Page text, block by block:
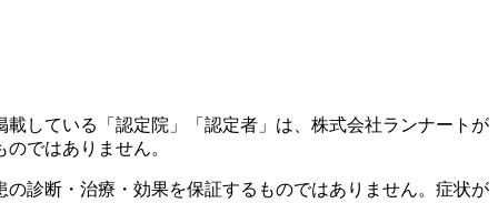
している「認定院」「認定者」は、株式会社ランナートが
ではありません。
診断・治療・効果を保証するものではありません。症状が